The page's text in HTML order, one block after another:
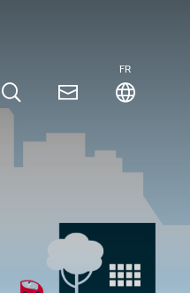
FR